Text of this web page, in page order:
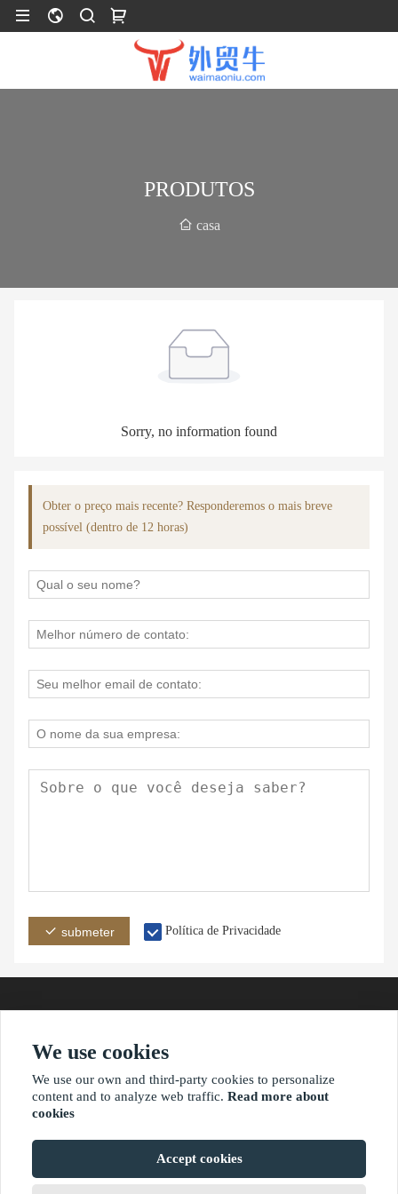
PRODUTOS
casa
Sorry, no information found
Obter o preço mais recente? Responderemos o mais breve
possível (dentro de 12 horas)
submeter Política de Privacidade
endereço
?2021 waimaoniu.net
We use cookies
We use our own and third-party cookies to personalize
content and to analyze web traffic. Read more about
cookies
Accept cookies